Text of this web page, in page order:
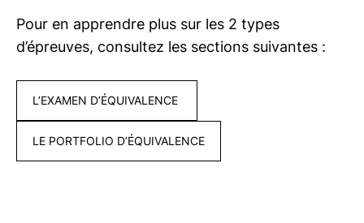
Pour en apprendre plus sur les 2 types
d’épreuves, consultez les sections suivantes :
L’EXAMEN D’ÉQUIVALENCE
LE PORTFOLIO D’ÉQUIVALENCE